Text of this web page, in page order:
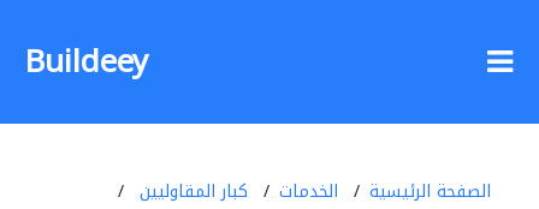
Buildeey
الصفحة الرئيسية الخدمات
كبار المقاوليين